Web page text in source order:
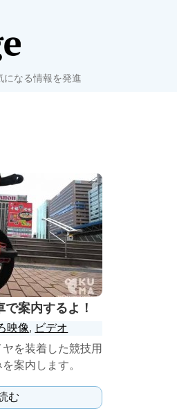
になる情報を発進
案内するよ！
映像, ビデオ
を装着した競技用
案内します。
む